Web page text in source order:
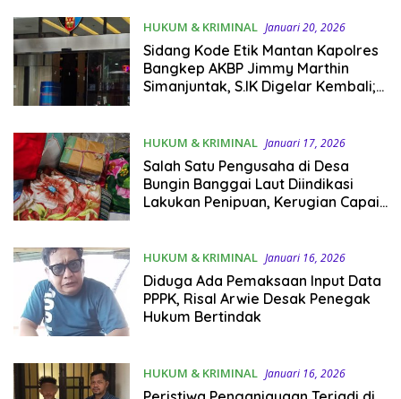
HUKUM & KRIMINAL Januari 20, 2026
Sidang Kode Etik Mantan Kapolres
Bangkep AKBP Jimmy Marthin
Simanjuntak, S.IK Digelar Kembali;
HUKUM & KRIMINAL Januari 17, 2026
Salah Satu Pengusaha di Desa
Bungin Banggai Laut Diindikasi
Lakukan Penipuan, Kerugian Capai
HUKUM & KRIMINAL Januari 16, 2026
Diduga Ada Pemaksaan Input Data
PPPK, Risal Arwie Desak Penegak
Hukum Bertindak
HUKUM & KRIMINAL Januari 16, 2026